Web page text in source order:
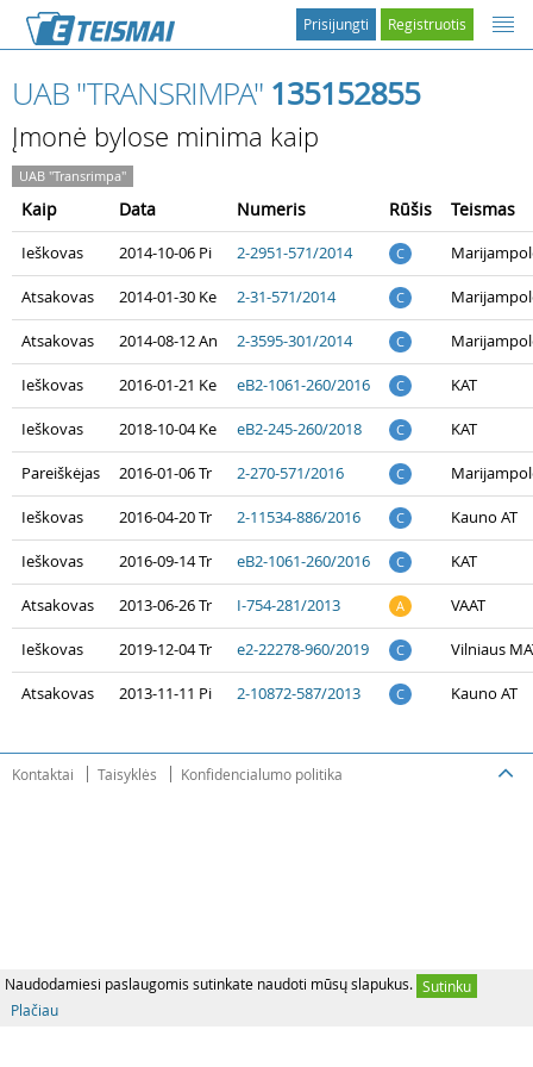
Naudodamiesi paslaugomis sutinkate naudoti mūsų slapukus. Sutinku
Plačiau
Registruotis
Prisijungti
UAB "TRANSRIMPA" 135152855
Įmonė bylose minima kaip
UAB "Transrimpa"
Kaip Data Numeris Rūšis Teismas
Ieškovas 2014-10-06 Pi 2-2951-571/2014 C
Atsakovas 2014-01-30 Ke 2-31-571/2014 C
Atsakovas 2014-08-12 An 2-3595-301/2014 C
Ieškovas 2016-01-21 Ke eB2-1061-260/2016 C KAT
Ieškovas 2018-10-04 Ke eB2-245-260/2018 C KAT
Pareiškėjas 2016-01-06 Tr 2-270-571/2016 C
Ieškovas 2016-04-20 Tr 2-11534-886/2016 C Kauno AT
Ieškovas 2016-09-14 Tr eB2-1061-260/2016 C KAT
Atsakovas 2013-06-26 Tr I-754-281/2013 A VAAT
Ieškovas 2019-12-04 Tr e2-22278-960/2019 C Vilniaus
Atsakovas 2013-11-11 Pi 2-10872-587/2013 C Kauno AT
Kontaktai Taisyklės Konfidencialumo politika